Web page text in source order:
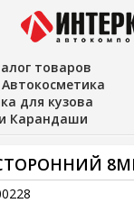
товаров
для кузова
Карандаши